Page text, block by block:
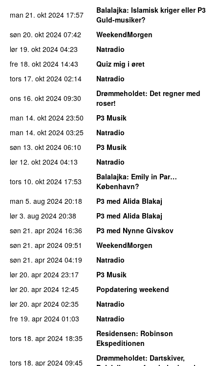
man 21. okt 2024 17:57 Balalajka: Islamisk kriger eller P3
Guld-musiker?
søn 20. okt 2024 07:42
WeekendMorgen
lør 19. okt 2024 04:23
Natradio
fre 18. okt 2024 14:43
Quiz mig i øret
tors 17. okt 2024 02:14
Natradio
ons 16. okt 2024 09:30 Drømmeholdet: Det regner med
roser!
man 14. okt 2024 23:50
P3 Musik
man 14. okt 2024 03:25
Natradio
søn 13. okt 2024 06:10
P3 Musik
lør 12. okt 2024 04:13
Natradio
tors 10. okt 2024 17:53 Balalajka: Emily in Par…
København?
man 5. aug 2024 20:18
P3 med Alida Blakaj
lør 3. aug 2024 20:38
P3 med Alida Blakaj
søn 21. apr 2024 16:36
P3 med Nynne Givskov
søn 21. apr 2024 09:51
WeekendMorgen
søn 21. apr 2024 04:19
Natradio
lør 20. apr 2024 23:17
P3 Musik
lør 20. apr 2024 12:45
Popdatering weekend
lør 20. apr 2024 02:35
Natradio
fre 19. apr 2024 01:03
Natradio
tors 18. apr 2024 18:35 Residensen: Robinson
Ekspeditionen
tors 18. apr 2024 09:45 Drømmeholdet: Dartskiver,